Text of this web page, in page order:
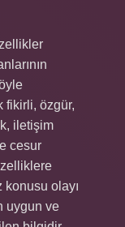
fikirli, özgür,
iletişim
cesur
konusu olayı
uygun ve